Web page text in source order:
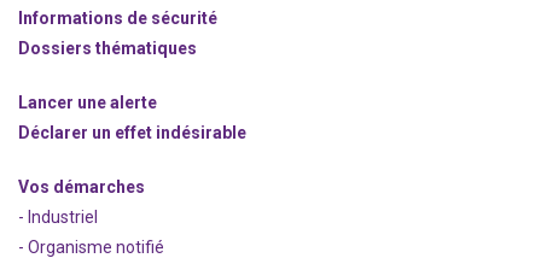
Informations de sécurité
Dossiers thématiques
Lancer une alerte
Déclarer un effet indésirable
Vos démarches
- Industriel
- Organisme notifié